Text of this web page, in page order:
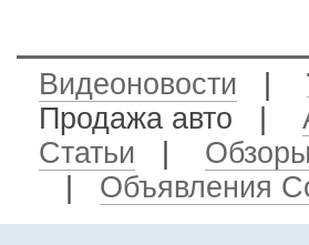
Видеоновости
Продажа авто
Статьи
Обзоры
Объявления